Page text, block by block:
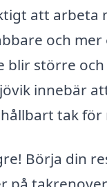
att arbeta
och
blir större
innebär
tak för
Börja din